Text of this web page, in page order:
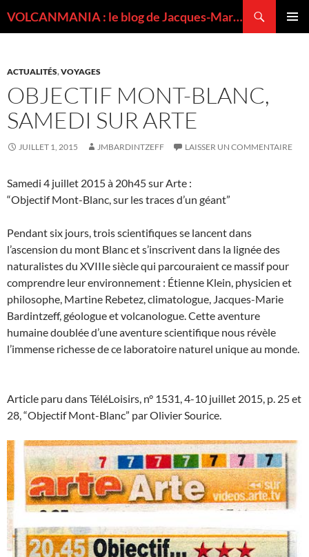
VOLCANMANIA : le blog de Jacques-Marie BARDINTZEFF, volcanologue
ACTUALITÉS,VOYAGES
OBJECTIF MONT-BLANC,
SAMEDI SUR ARTE
JUILLET 1, 2015 JMBARDINTZEFF LAISSER UN COMMENTAIRE
Samedi 4 juillet 2015 à 20h45 sur Arte :
“Objectif Mont-Blanc, sur les traces d’un géant”
Pendant six jours, trois scientifiques se lancent dans
l’ascension du mont Blanc et s’inscrivent dans la lignée des
naturalistes du XVIIIe siècle qui parcouraient ce massif pour
comprendre leur environnement : Étienne Klein, physicien et
philosophe, Martine Rebetez, climatologue, Jacques-Marie
Bardintzeff, géologue et volcanologue. Cette aventure
humaine doublée d’une aventure scientifique nous révèle
l’immense richesse de ce laboratoire naturel unique au monde.
Article paru dans TéléLoisirs, n° 1531, 4-10 juillet 2015, p. 25 et
28, “Objectif Mont-Blanc” par Olivier Sourice.